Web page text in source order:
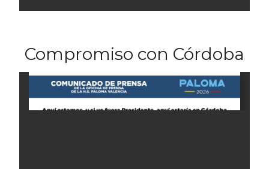
Compromiso con Córdoba